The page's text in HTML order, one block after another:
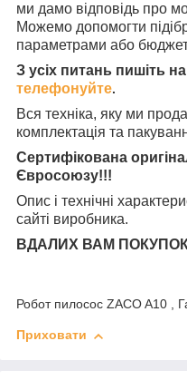
ми дамо відповідь про
Можемо допомогти
параметрами або
З усіх питань пишіть на
телефонуйте.
Вся техніка, яку ми
комплектація та
Сертифікована
Євросоюзу!!!
Опис і технічні
сайті виробника.
ВДАЛИХ ВАМ
Робот пилосос ZACO A10 ,
Приховати